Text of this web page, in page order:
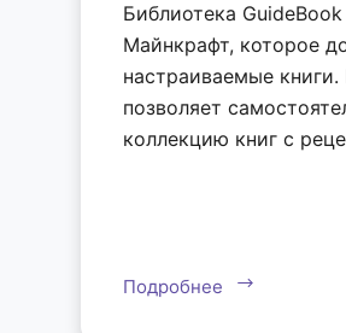
Библиотека
Майнкрафт, которое
настраиваемые
позволяет
коллекцию книг с
Подробнее